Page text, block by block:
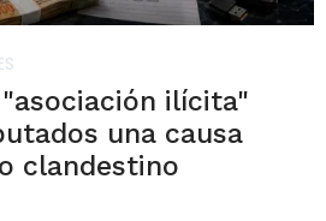
ilícita"
una causa
clandestino